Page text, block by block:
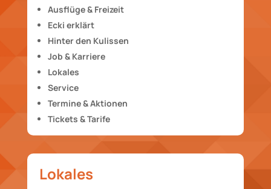
Ausflüge & Freizeit
Ecki erklärt
Hinter den Kulissen
Job & Karriere
Lokales
Service
Termine & Aktionen
Tickets & Tarife
Lokales